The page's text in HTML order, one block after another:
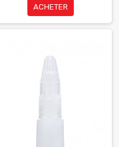
ACHETER